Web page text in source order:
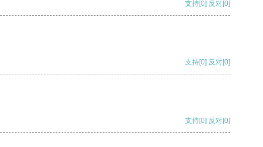
支持[0] 反对[0]
支持[0] 反对[0]
支持[0] 反对[0]